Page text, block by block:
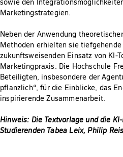
Marketingstrategien.
Neben der Anwendung
Methoden erhielten sie
zukunftsweisenden Einsatz von KI-
Marketingpraxis. Die Hochschule
Beteiligten, insbesondere der
pflanzlich“, für die Einblicke, das
inspirierende Zusammenarbeit.
Hinweis: Die Textvorlage und die
Studierenden Tabea Leix, Philip